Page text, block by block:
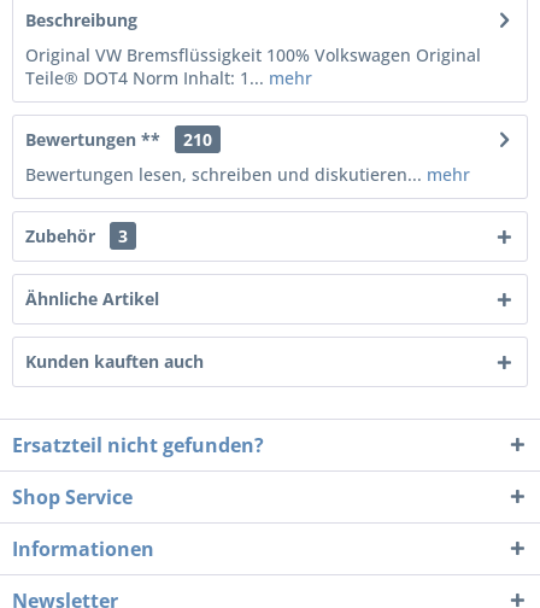
Beschreibung
Original VW Bremsflüssigkeit 100% Volkswagen Original
Teile® DOT4 Norm Inhalt: 1... mehr
Bewertungen **
210
Bewertungen lesen, schreiben und diskutieren... mehr
Zubehör 3
Ähnliche Artikel
Kunden kauften auch
Ersatzteil nicht gefunden?
Shop Service
Informationen
Newsletter